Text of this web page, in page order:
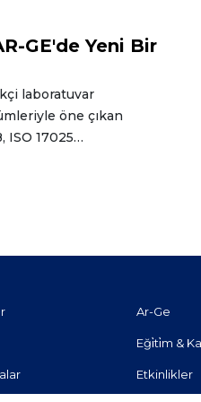
GE'de Yeni Bir
laboratuvar
öne çıkan
ISO 17025
olan uzun vadeli
Ar-Ge
Eği̇ti̇m &
Etkinlikler